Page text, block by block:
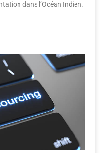
dans l’Océan Indien.